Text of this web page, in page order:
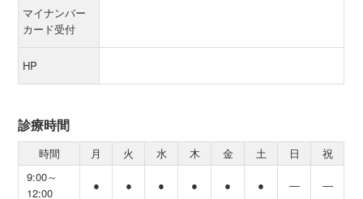
マイナンバー
カード受付
HP
診療時間
時間 月 火 水 木 金 土 日
祝
9:00～
12:00
● ● ● ● ● ● ― ―